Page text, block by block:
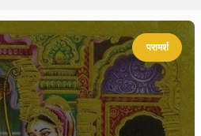
परामर्श